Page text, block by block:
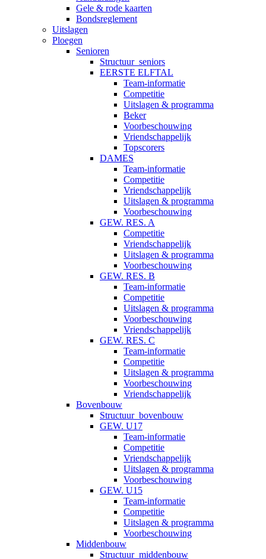
Gele & rode kaarten
Bondsreglement
Uitslagen
Ploegen
Senioren
Structuur_seniors
EERSTE ELFTAL
Team-informatie
Competitie
Uitslagen & programma
Beker
Voorbeschouwing
Vriendschappelijk
Topscorers
DAMES
Team-informatie
Competitie
Vriendschappelijk
Uitslagen & programma
Voorbeschouwing
GEW. RES. A
Competitie
Vriendschappelijk
Uitslagen & programma
Voorbeschouwing
GEW. RES. B
Team-informatie
Competitie
Uitslagen & programma
Voorbeschouwing
Vriendschappelijk
GEW. RES. C
Team-informatie
Competitie
Uitslagen & programma
Voorbeschouwing
Vriendschappelijk
Bovenbouw
Structuur_bovenbouw
GEW. U17
Team-informatie
Competitie
Vriendschappelijk
Uitslagen & programma
Voorbeschouwing
GEW. U15
Team-informatie
Competitie
Uitslagen & programma
Voorbeschouwing
Middenbouw
Structuur_middenbouw